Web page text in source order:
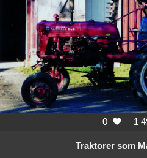
0  1
Traktorer som